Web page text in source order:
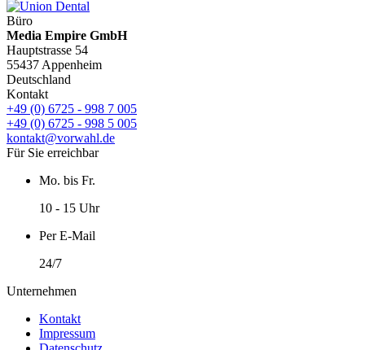
Büro
Media Empire GmbH
Hauptstrasse 54
55437 Appenheim
Deutschland
Kontakt
+49 (0) 6725 - 998 7 005
+49 (0) 6725 - 998 5 005
kontakt@vorwahl.de
Für Sie erreichbar
Mo. bis Fr.
10 - 15 Uhr
Per E-Mail
24/7
Unternehmen
Kontakt
Impressum